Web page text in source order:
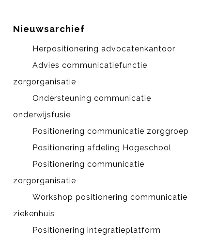
Nieuwsarchief
Herpositionering advocatenkantoor
Advies communicatiefunctie
zorgorganisatie
Ondersteuning communicatie
onderwijsfusie
Positionering communicatie zorggroep
Positionering afdeling Hogeschool
Positionering communicatie
zorgorganisatie
Workshop positionering communicatie
ziekenhuis
Positionering integratieplatform